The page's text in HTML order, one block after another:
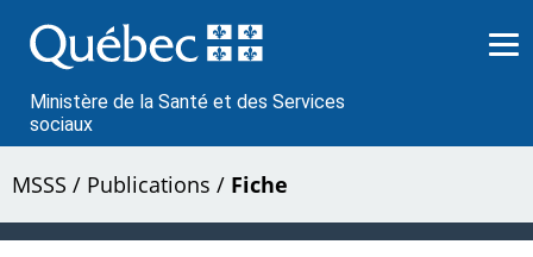
au
contenu
Ministère de la Santé et des Services
sociaux
MSSS / Publications / Fiche